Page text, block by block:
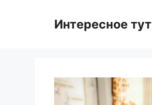
Интересное тут